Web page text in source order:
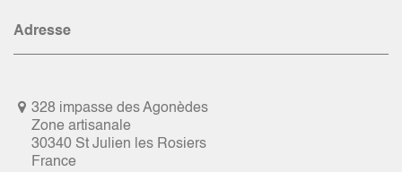
Adresse
328 impasse des Agonèdes
Zone artisanale
30340 St Julien les Rosiers
France